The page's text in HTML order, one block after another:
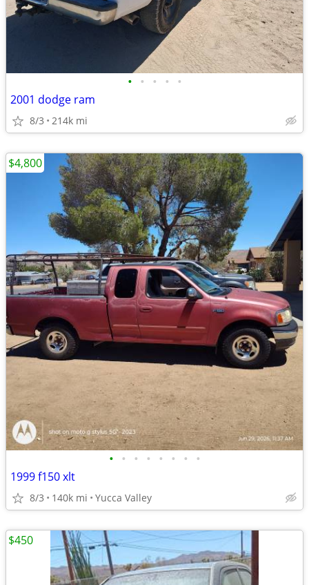
• • • • •
2001 dodge ram
8/3 214k mi
• • • • • • • •
1999 f150 xlt
8/3 140k mi Yucca Valley
$4,800
$450